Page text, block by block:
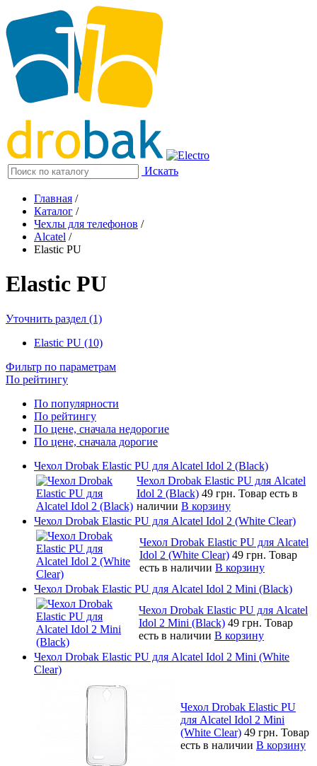
Искать
Главная /
Каталог /
Чехлы для телефонов /
Alcatel /
Elastic PU
Elastic PU
Уточнить раздел (1)
Elastic PU (10)
Фильтр по параметрам
По рейтингу
По популярности
По рейтингу
По цене, сначала недорогие
По цене, сначала дорогие
Чехол Drobak Elastic PU для Alcatel Idol 2 (Black)
Чехол Drobak Elastic PU для Alcatel
Idol 2 (Black) 49 грн. Товар есть в
наличии В корзину
Чехол Drobak Elastic PU для Alcatel Idol 2 (White Clear)
Чехол Drobak Elastic PU для Alcatel
Idol 2 (White Clear) 49 грн. Товар
есть в наличии В корзину
Чехол Drobak Elastic PU для Alcatel Idol 2 Mini (Black)
Чехол Drobak Elastic PU для Alcatel
Idol 2 Mini (Black) 49 грн. Товар
есть в наличии В корзину
Чехол Drobak Elastic PU для Alcatel Idol 2 Mini (White
Clear)
Чехол Drobak Elastic PU
для Alcatel Idol 2 Mini
(White Clear) 49 грн. Товар
есть в наличии В корзину